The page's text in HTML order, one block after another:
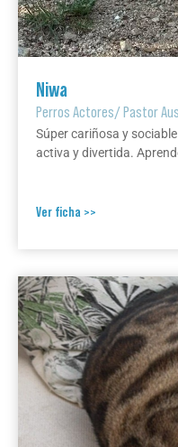
Niwa
Perros Actores/Pastor
Súper cariñosa y
activa y divertida.
Ver ficha >>